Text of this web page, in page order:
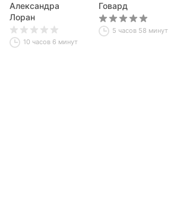
Квантовый
переход
Александра
Лоран
10 часов 6 минут
Говард
5 часов 58 минут